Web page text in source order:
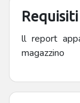
Requisiti
ll report
magazzino